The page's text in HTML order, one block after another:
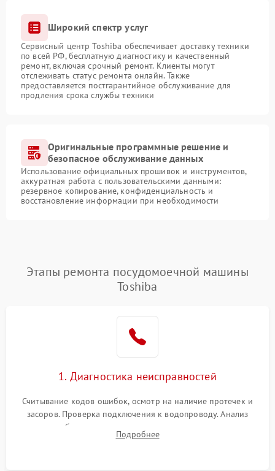
Широкий спектр услуг
Сервисный центр Toshiba обеспечивает доставку техники
по всей РФ, бесплатную диагностику и качественный
ремонт, включая срочный ремонт. Клиенты могут
отслеживать статус ремонта онлайн. Также
предоставляется постгарантийное обслуживание для
продления срока службы техники
Оригинальные программные решение и
безопасное обслуживание данных
Использование официальных прошивок и инструментов,
аккуратная работа с пользовательскими данными:
резервное копирование, конфиденциальность и
восстановление информации при необходимости
Этапы ремонта посудомоечной машины
Toshiba
1. Диагностика неисправностей
Считывание кодов ошибок, осмотр на наличие протечек и
засоров. Проверка подключения к водопроводу. Анализ
жалоб на отсутствие слива, нагрева, вращения
разбрызгивателей или срабатывание системы защиты
Подробнее